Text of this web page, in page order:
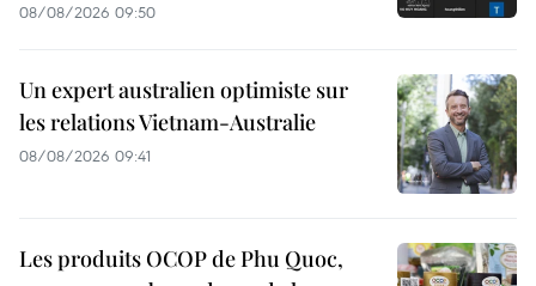
08/08/2026 09:50
Un expert australien optimiste sur
les relations Vietnam-Australie
08/08/2026 09:41
Les produits OCOP de Phu Quoc,